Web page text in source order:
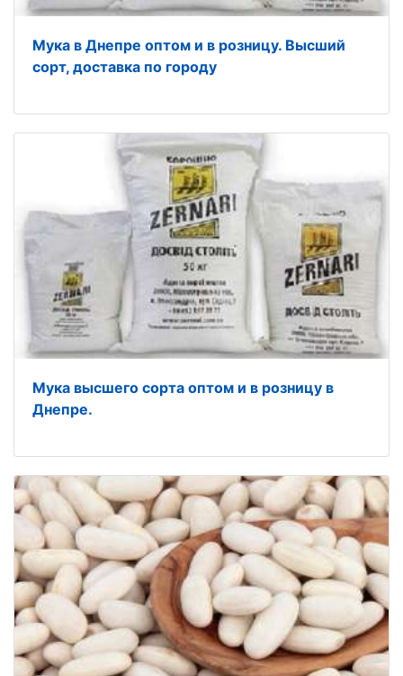
Мука в Днепре оптом и в розницу. Высший
сорт, доставка по городу
Мука высшего сорта оптом и в розницу в
Днепре.